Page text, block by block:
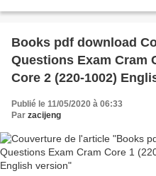
Books pdf download
Questions Exam Cram
Core 2 (220-1002)
Publié le 11/05/2020 à 06:33
Par zacijeng